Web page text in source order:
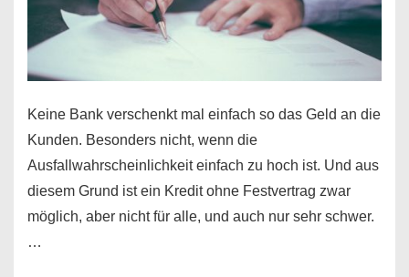
möglich!
Keine Bank verschenkt mal einfach so das Geld an die
Kunden. Besonders nicht, wenn die
Ausfallwahrscheinlichkeit einfach zu hoch ist. Und aus
diesem Grund ist ein Kredit ohne Festvertrag zwar
möglich, aber nicht für alle, und auch nur sehr schwer.
…